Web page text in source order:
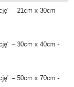
– 21cm x 30cm -
– 30cm x 40cm -
– 50cm x 70cm -